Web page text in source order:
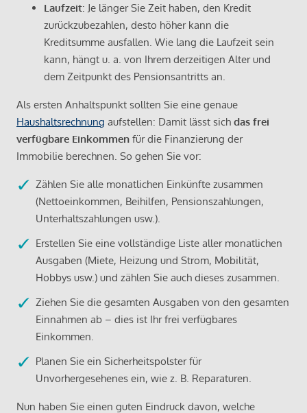
Laufzeit: Je länger Sie Zeit haben, den Kredit
zurückzubezahlen, desto höher kann die
Kreditsumme ausfallen. Wie lang die Laufzeit sein
kann, hängt u. a. von Ihrem derzeitigen Alter und
dem Zeitpunkt des Pensionsantritts an.
Als ersten Anhaltspunkt sollten Sie eine genaue
Haushaltsrechnung aufstellen: Damit lässt sich das frei
verfügbare Einkommen für die Finanzierung der
Immobilie berechnen. So gehen Sie vor:
Zählen Sie alle monatlichen Einkünfte zusammen
(Nettoeinkommen, Beihilfen, Pensionszahlungen,
Unterhaltszahlungen usw.).
Erstellen Sie eine vollständige Liste aller monatlichen
Ausgaben (Miete, Heizung und Strom, Mobilität,
Hobbys usw.) und zählen Sie auch dieses zusammen.
Ziehen Sie die gesamten Ausgaben von den gesamten
Einnahmen ab – dies ist Ihr frei verfügbares
Einkommen.
Planen Sie ein Sicherheitspolster für
Unvorhergesehenes ein, wie z. B. Reparaturen.
Nun haben Sie einen guten Eindruck davon, welche